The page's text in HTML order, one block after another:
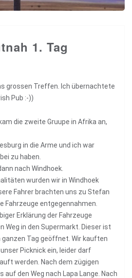
1. Tag
grossen Treffen. Ich übernachtete
Pub :-))
die zweite Gruupe in Afrika an,
in die Arme und ich war
zu haben.
nach Windhoek.
wurden wir in Windhoek
Fahrer brachten uns zu Stefan
Fahrzeuge entgegennahmen.
Erklärung der Fahrzeuge
Weg in den Supermarkt. Dieser ist
ganzen Tag geöffnet. Wir kauften
Picknick ein, leider darf
werden. Nach dem zügigen
auf den Weg nach Lapa Lange. Nach